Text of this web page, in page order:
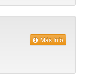
Más Info